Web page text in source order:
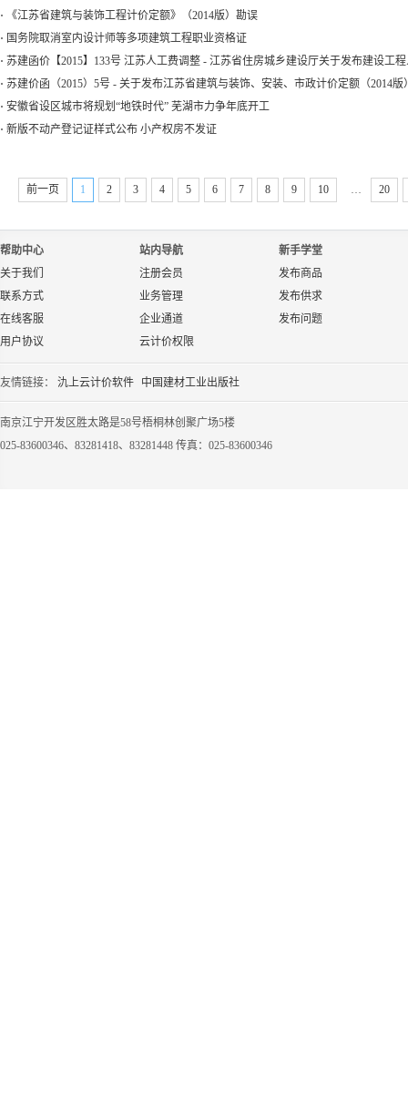
·
《江苏省建筑与装饰工程计价定额》（2014版）勘误
· 国务院取消室内设计师等多项建筑工程职业资格证
· 苏建函价【2015】133号 江苏人工费调整 - 江苏省住房城乡建设厅关于发布建设工
· 苏建价函（2015）5号 - 关于发布江苏省建筑与装饰、安装、市政计价定额（2014
· 安徽省设区城市将规划“地铁时代” 芜湖市力争年底开工
· 新版不动产登记证样式公布 小产权房不发证
前一页 1 2 3 4 5 6 7 8 9 10 20
帮助中心
关于我们
联系方式
在线客服
用户协议
站内导航
注册会员
业务管理
企业通道
云计价权限
新手学堂
发布商品
发布供求
发布问题
友情链接： 氿上云计价软件 中国建材工业出版社
南京江宁开发区胜太路是58号梧桐林创聚广场5楼
025-83600346、83281418、83281448 传真：025-83600346